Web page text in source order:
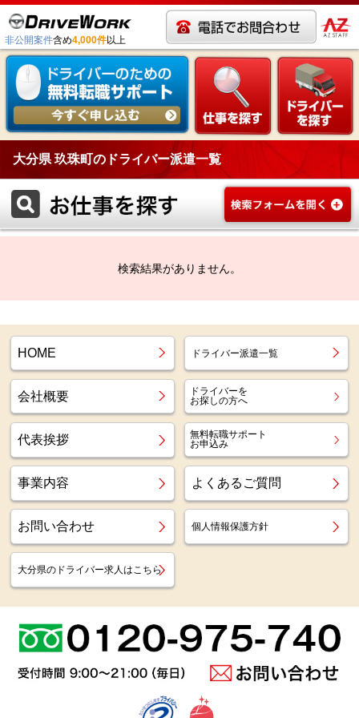
非公開案件含め4,000件以上
大分県 玖珠町のドライバー派遣一覧
検索結果がありません。
HOME ドライバー派遣一覧
会社概要
ドライバーを
お探しの方へ
代表挨拶
無料転職サポート
お申込み
事業内容 よくあるご質問
お問い合わせ 個人情報保護方針
大分県のドライバー求人はこちら